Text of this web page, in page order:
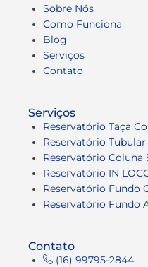
Sobre Nós
Como Funciona
Blog
Serviços
Contato
Serviços
Reservatório Taça
Reservatório Tubular
Reservatório Coluna
Reservatório IN
Reservatório Fundo
Reservatório Fundo
Contato
(16) 99795-2844